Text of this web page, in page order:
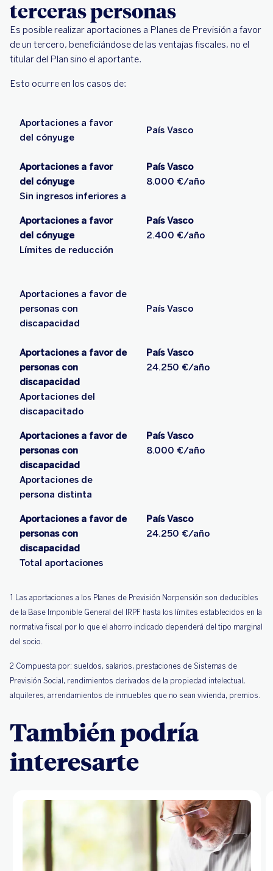
terceras personas
Es posible realizar aportaciones a Planes de Previsión a favor
de un tercero, beneficiándose de las ventajas fiscales, no el
titular del Plan sino el aportante.
Esto ocurre en los casos de:
Aportaciones a favor
del cónyuge
País Vasco
Aportaciones a favor
del cónyuge
Sin ingresos inferiores a
País Vasco
8.000 €/año
Aportaciones a favor
del cónyuge
Límites de reducción
País Vasco
2.400 €/año
Aportaciones a favor de
personas con
discapacidad
País Vasco
Aportaciones a favor de
personas con
discapacidad
Aportaciones del
discapacitado
País Vasco
24.250 €/año
Aportaciones a favor de
personas con
discapacidad
Aportaciones de
persona distinta
País Vasco
8.000 €/año
Aportaciones a favor de
personas con
discapacidad
Total aportaciones
País Vasco
24.250 €/año
1 Las aportaciones a los Planes de Previsión Norpensión son deducibles
de la Base Imponible General del IRPF hasta los límites establecidos en la
normativa fiscal por lo que el ahorro indicado dependerá del tipo marginal
del socio.
2 Compuesta por: sueldos, salarios, prestaciones de Sistemas de
Previsión Social, rendimientos derivados de la propiedad intelectual,
alquileres, arrendamientos de inmuebles que no sean vivienda, premios.
También podría
interesarte